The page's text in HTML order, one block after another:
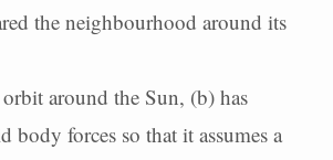
the neighbourhood around its
around the Sun, (b) has
body forces so that it assumes a